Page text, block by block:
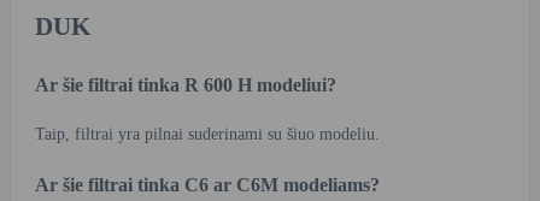
DUK
Ar šie filtrai tinka R 600 H modeliui?
Taip, filtrai yra pilnai suderinami su šiuo modeliu.
Ar šie filtrai tinka C6 ar C6M modeliams?